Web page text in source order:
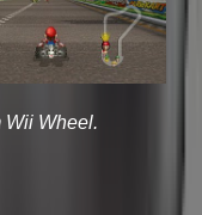
Wii Wheel.